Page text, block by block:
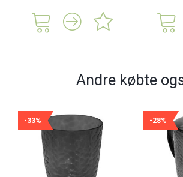
Andre købte
-33% -28%